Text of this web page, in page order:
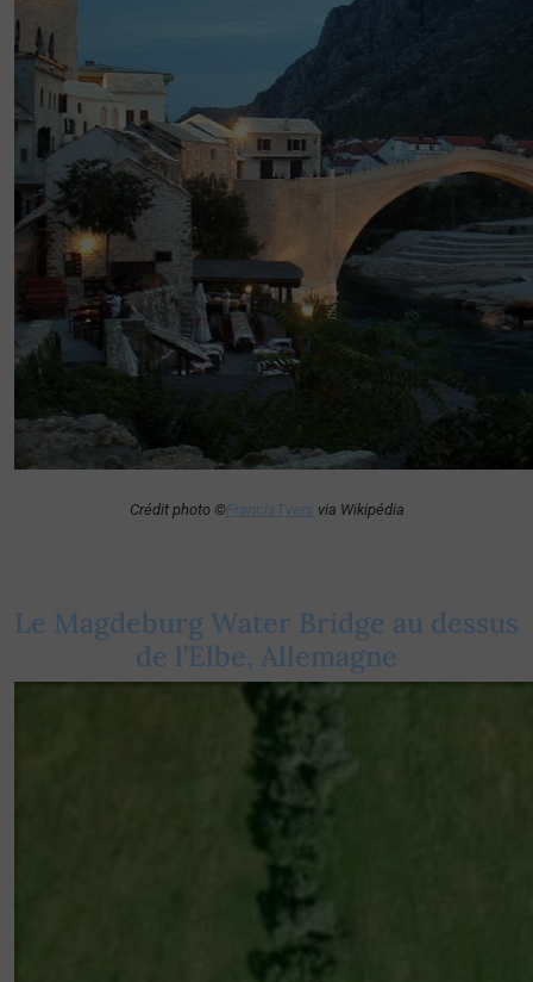
Crédit photo ©FrancisTyers via Wikipédia
Le Magdeburg Water Bridge au dessus
de l’Elbe, Allemagne